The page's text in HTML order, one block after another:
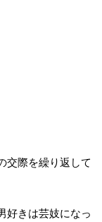
交際を繰り返して
好きは芸妓になっ